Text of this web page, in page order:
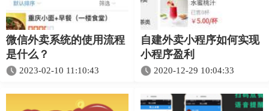
微信外卖系统的使用流程
是什么？
2023-02-10 11:10:43
自建外卖小程序如何实现
小程序盈利
2020-12-29 10:04:33